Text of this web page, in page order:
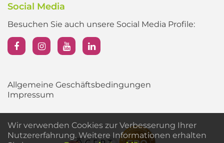
Social Media
Besuchen Sie auch unsere Social Media Profile:
Allgemeine Geschäftsbedingungen
Impressum
Wir verwenden Cookies zur Verbesserung Ihrer
Nutzererfahrung. Weitere Informationen erhalten